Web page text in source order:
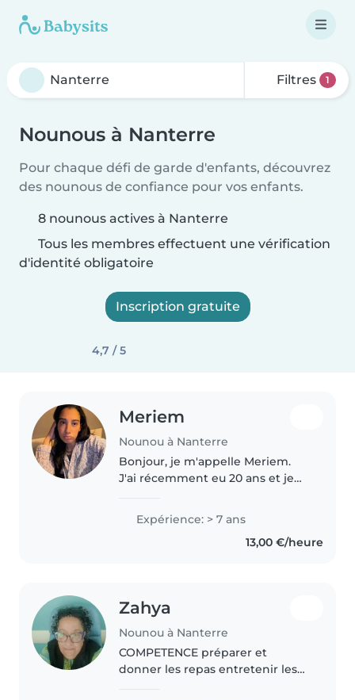
Filtres 1
Nounous à Nanterre
Pour chaque défi de garde d'enfants, découvrez
des nounous de confiance pour vos enfants.
8 nounous actives à Nanterre
Tous les membres effectuent une vérification
d'identité obligatoire
Inscription gratuite
4,7 / 5
Meriem
Nounou à Nanterre
Bonjour, je m'appelle Meriem.
J'ai récemment eu 20 ans et je
l'âge de 15 ans. J'adore aussi être
tata ! J'ai eu la chance de
travailler avec des familles..
Expérience: > 7 ans
13,00 €/heure
Zahya
Nounou à Nanterre
COMPETENCE préparer et
donner les repas entretenir les